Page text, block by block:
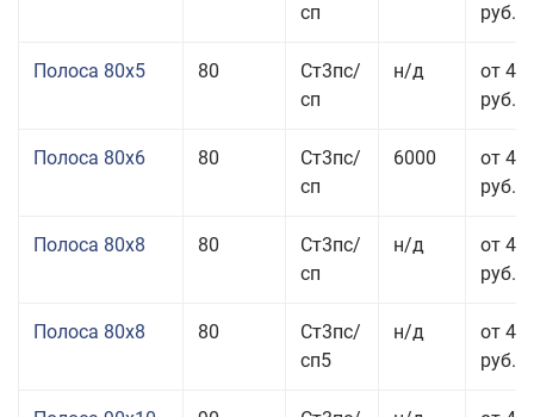
сп
руб.
Полоса 80x5 80
Ст3пс/
сп
н/д
от 43
руб.
Полоса 80x6 80
Ст3пс/
сп
6000
от 42
руб.
Полоса 80x8 80
Ст3пс/
сп
н/д
от 41
руб.
Полоса 80x8 80
Ст3пс/
сп5
н/д
от 41
руб.